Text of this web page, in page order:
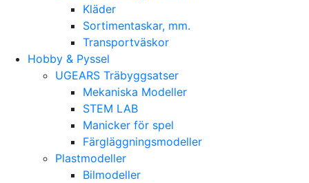
Kläder
Sortimentaskar, mm.
Transportväskor
Hobby & Pyssel
UGEARS Träbyggsatser
Mekaniska Modeller
STEM LAB
Manicker för spel
Färgläggningsmodeller
Plastmodeller
Bilmodeller